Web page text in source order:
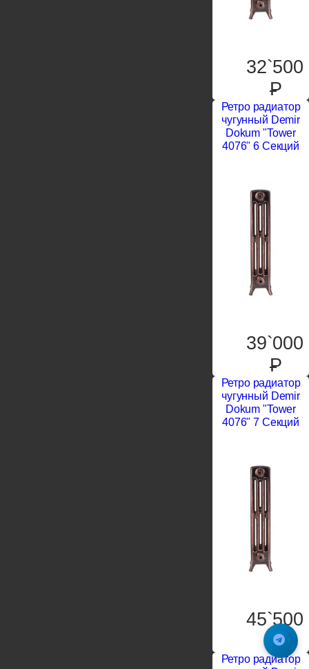
32`500
P
Ретро радиатор
чугунный Demir
Dokum "Tower
4076" 6 Секций
39`000
P
Ретро радиатор
чугунный Demir
Dokum "Tower
4076" 7 Секций
45`500
P
Ретро радиатор